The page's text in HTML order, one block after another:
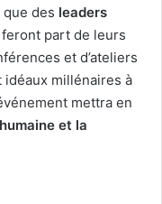
des leaders
feront part de leurs
et d’ateliers
idéaux millénaires à
mettra en
et la